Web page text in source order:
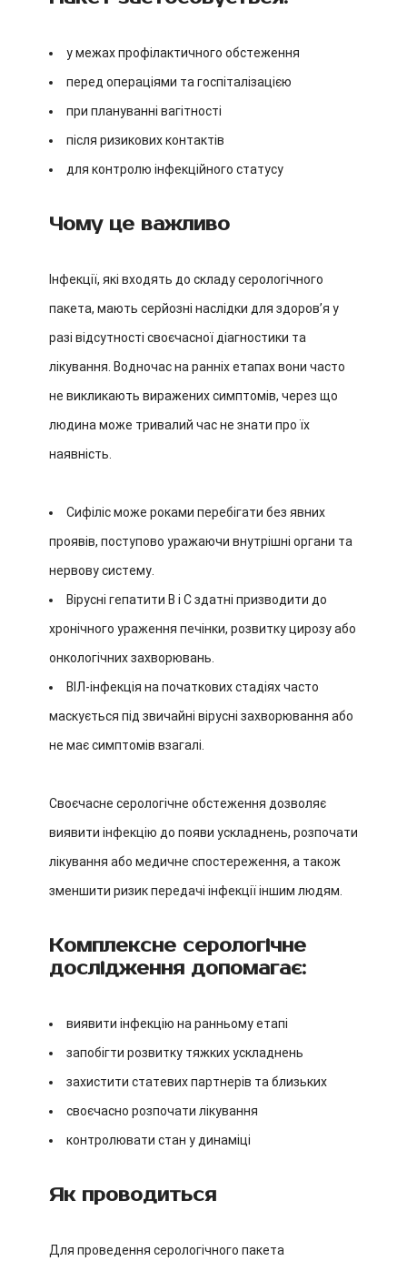
у межах профілактичного обстеження
перед операціями та госпіталізацією
при плануванні вагітності
після ризикових контактів
для контролю інфекційного статусу
Чому це важливо
Інфекції, які входять до складу серологічного
пакета, мають серйозні наслідки для здоровʼя у
разі відсутності своєчасної діагностики та
лікування. Водночас на ранніх етапах вони часто
не викликають виражених симптомів, через що
людина може тривалий час не знати про їх
наявність.
Сифіліс може роками перебігати без явних
проявів, поступово уражаючи внутрішні органи та
нервову систему.
Вірусні гепатити В і С здатні призводити до
хронічного ураження печінки, розвитку цирозу або
онкологічних захворювань.
ВІЛ-інфекція на початкових стадіях часто
маскується під звичайні вірусні захворювання або
не має симптомів взагалі.
Своєчасне серологічне обстеження дозволяє
виявити інфекцію до появи ускладнень, розпочати
лікування або медичне спостереження, а також
зменшити ризик передачі інфекції іншим людям.
Комплексне серологічне
дослідження допомагає:
виявити інфекцію на ранньому етапі
запобігти розвитку тяжких ускладнень
захистити статевих партнерів та близьких
своєчасно розпочати лікування
контролювати стан у динаміці
Як проводиться
Для проведення серологічного пакета